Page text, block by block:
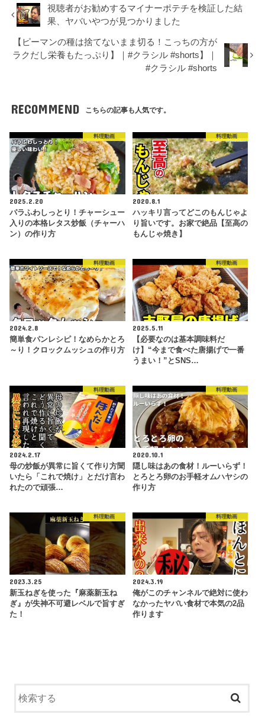
視聴者がお勧めするマイナーポテチを検証した結
果、ヤバいやつが見つかりました
【ピーマンの種は捨てないまま切る！こっちの方が
ラクだし栄養もたっぷり】｜#クラシル #shorts】｜
#クラシル #shorts
RECOMMEND こちらの記事も人気です。
料理動画
2025.2.20
パラふわしっとり！チャーシュー
入りの本格レタス炒飯（チャーハ
ン）の作り方
料理動画
2020.8.1
ハッキリ言ってどこのもんじゃよ
り旨いです。お家で絶品【至高の
もんじゃ焼き】
料理動画
2024.2.8
簡単食パンレシピ！なめらかとろ
～り！クロックムッシュの作り方
料理動画
2025.5.11
【必要なのは基本調味料だ
け】“今まで食べた唐揚げで一番
うまい！”とSNS…
料理動画
2024.2.17
母の炒飯が異常に旨くて作り方聞
いたら「これで焼け」とだけ言わ
れたので頑張…
料理動画
2020.10.1
隠し味はあの食材！ルーいらず！
とろとろ卵のお手軽オムハヤシの
作り方
料理動画
2023.3.25
新玉ねぎを使った『麻薬新玉ね
ぎ』が失神不可避レベルで旨すぎ
た！
料理動画
2024.3.19
俺がこのチャンネルで絶対に使わ
なかったヤバい食材で本気の2品
作ります